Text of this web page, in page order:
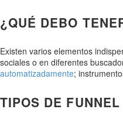
¿QUÉ DEBO
Existen varios elementos
sociales o en diferentes
automatizadamente;
TIPOS DE FUNNEL